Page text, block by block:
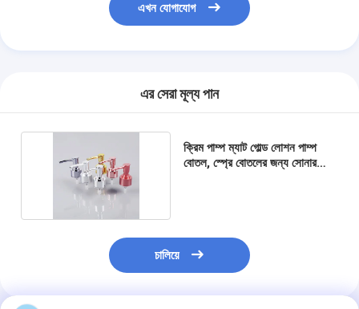
এখন যোগাযোগ
এর সেরা মূল্য পান
ক্রিম পাম্প ম্যাট গোল্ড লোশন পাম্প
বোতল, স্প্রে বোতলের জন্য সোনার
চালিয়ে